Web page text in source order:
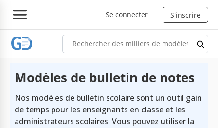
Se connecter S'inscrire
Modèles de bulletin de notes
Nos modèles de bulletin scolaire sont un outil gain
de temps pour les enseignants en classe et les
administrateurs scolaires. Vous pouvez utiliser la